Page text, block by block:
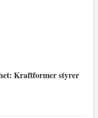
Kraftformer styrer